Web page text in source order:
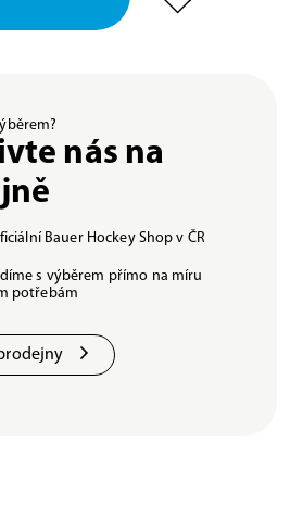
nás na
Bauer Hockey Shop v ČR
s výběrem přímo na míru
potřebám